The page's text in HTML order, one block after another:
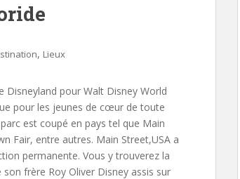
, Lieux
Disneyland pour Walt Disney World
pour les jeunes de cœur de toute
est coupé en pays tel que Main
Fair, entre autres. Main Street,USA a
permanente. Vous y trouverez la
frère Roy Oliver Disney assis sur